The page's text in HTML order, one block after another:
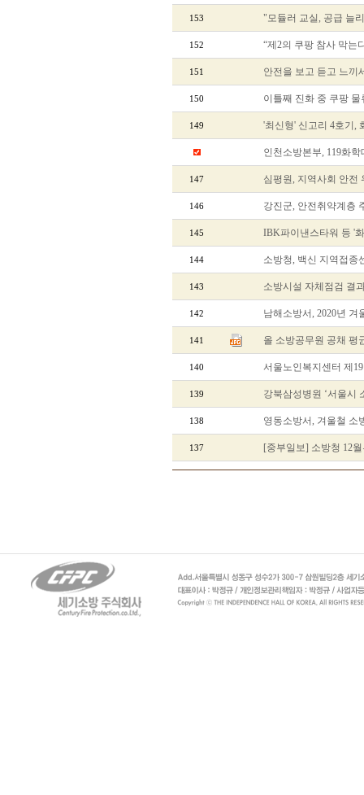
153 "모듈러 교실, 공급 늘
152 “제2의 쿠팡 참사 막는
151 안전을 보고 듣고 느끼
150 이틀째 진화 중 쿠팡
149 '최신형' 신고리 4호기,
인천소방본부, 119화
147 심평원, 지역사회 안전
146 강진군, 안전취약계층
145 IBK파이낸스타워 등 '
144 소방청, 백신 지역접
143 소방시설 자체점검 결
142 남해소방서, 2020년 겨
141 올 소방공무원 공채 평
140 서울노인복지센터 제
139 강북삼성병원 ‘서울시
138 영동소방서, 겨울철 소
137 [중부일보] 소방청 12